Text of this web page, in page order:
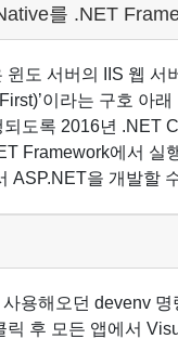
를 .NET
도 서버의 IIS 웹
이라는 구호 아
도록 2016년 .NET
Framework에서 실
ASP.NET을 개발할
용해오던 devenv
후 모든 앱에서